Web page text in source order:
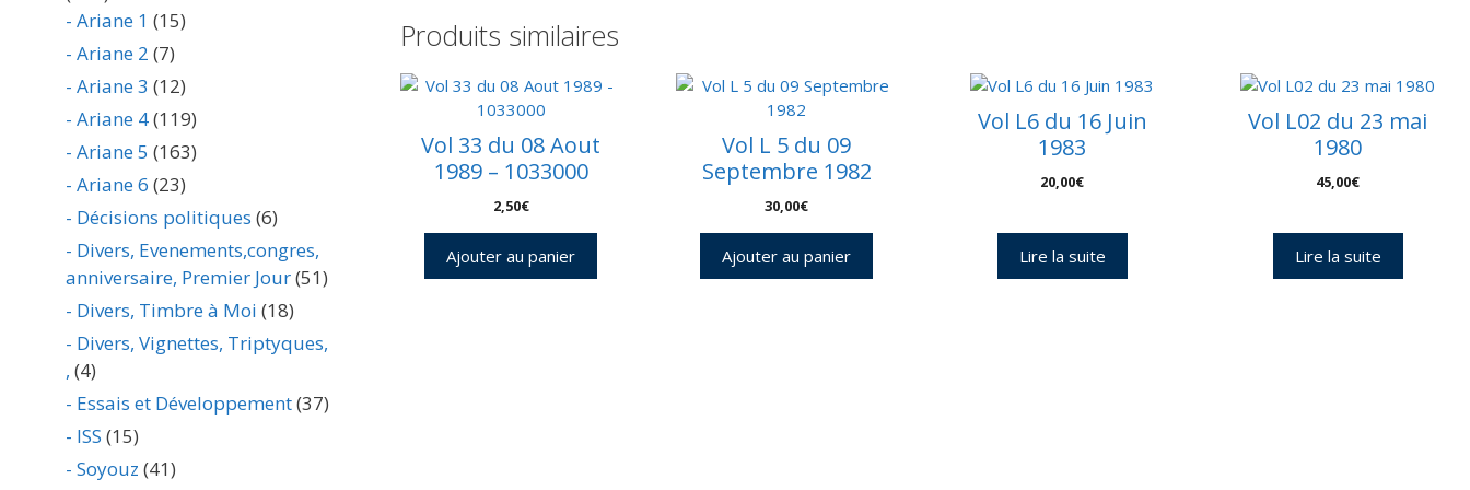
-
C
40
Produits similaires
Vol 33 du 08 Aout
1989 – 1033000
2,50€
Ajouter au panier
Vol L 5 du 09
Septembre 1982
30,00€
Ajouter au panier
Vol L6 du 16 Juin
1983
20,00€
Lire la suite
Vol L02 du 23 mai
1980
45,00€
Lire la suite
- Ariane 1 (15)
- Ariane 2 (7)
- Ariane 3 (12)
- Ariane 4(119)
- Ariane 5 (163)
- Ariane 6 (23)
- Décisions politiques (6)
- Divers, Evenements,congres,
anniversaire, Premier Jour(51)
- Divers, Timbre à Moi (18)
- Divers, Vignettes, Triptyques,
, (4)
- Essais et Développement(37)
- ISS (15)
- Soyouz (41)